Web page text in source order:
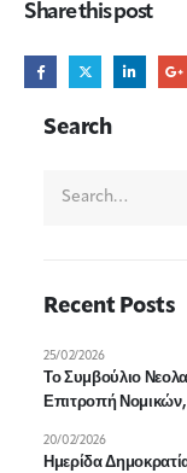
Share this post
Search
Recent Posts
Το Συμβούλιο
Επιτροπή Νομικών,
25/02/2026
Ημερίδα
20/02/2026